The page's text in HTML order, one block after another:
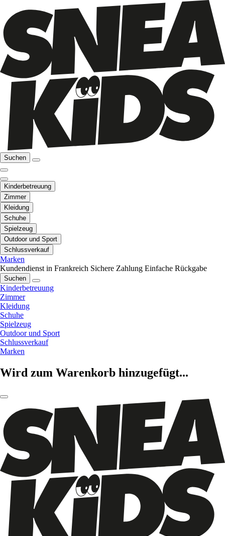
Suchen
Kinderbetreuung
Zimmer
Kleidung
Schuhe
Spielzeug
Outdoor und Sport
Schlussverkauf
Marken
Kundendienst in Frankreich Sichere Zahlung Einfache Rückgabe
Suchen
Kinderbetreuung
Zimmer
Kleidung
Schuhe
Spielzeug
Outdoor und Sport
Schlussverkauf
Marken
Wird zum Warenkorb hinzugefügt...